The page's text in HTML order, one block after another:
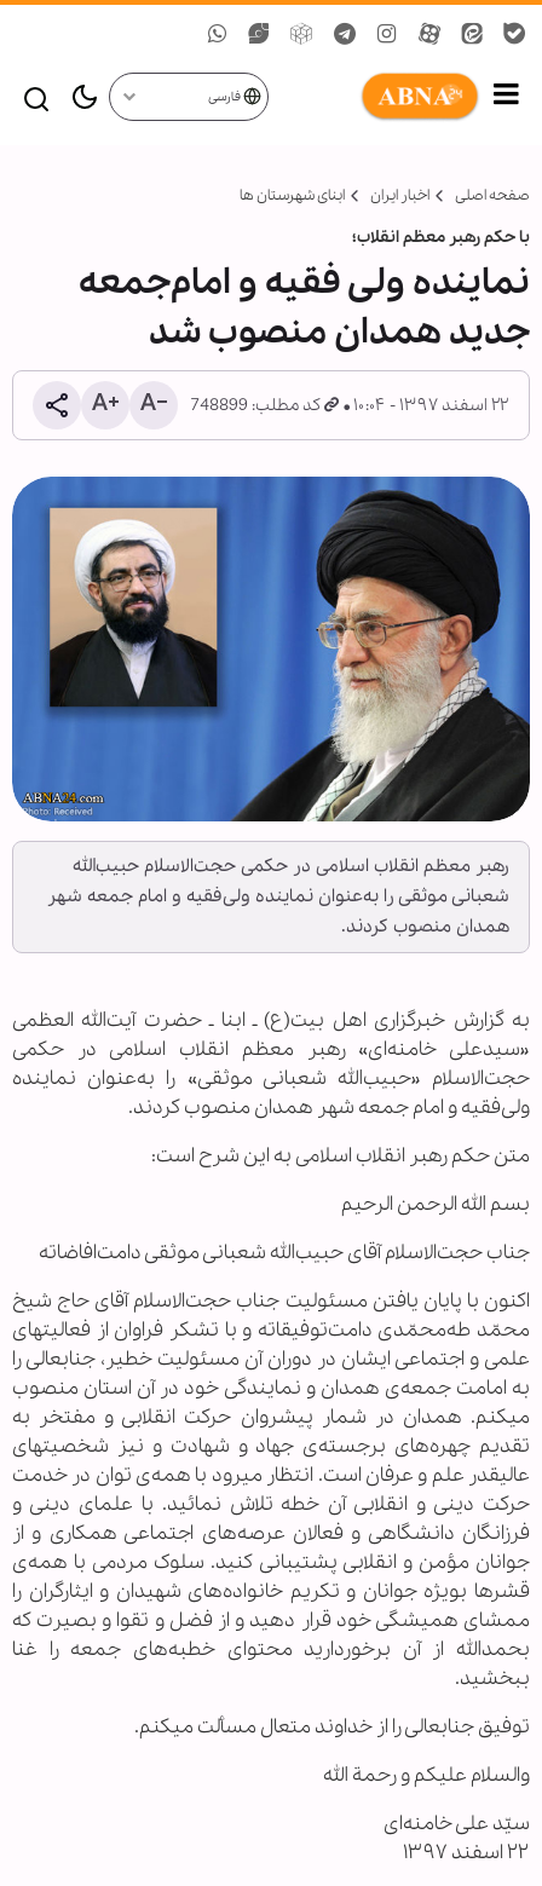
فارسی
صفحه اصلی اخبار ایران ابنای شهرستان ها
با حکم رهبر معظم انقلاب؛
نماینده ولی‌ فقیه و امام‌جمعه
جدید همدان منصوب شد
۲۲ اسفند ۱۳۹۷ - ۱۰:۰۴ کد مطلب: 748899
رهبر معظم انقلاب اسلامی در حکمی حجت‌الاسلام حبیب‌الله
شعبانی موثقی را به‌عنوان نماینده‌ ولی‌فقیه و امام جمعه‌ شهر
همدان منصوب کردند.
به گزارش خبرگزاری اهل بیت(ع) ـ ابنا ـ حضرت آیت‌الله العظمی
«سیدعلی خامنه‌ای» رهبر معظم انقلاب اسلامی در حکمی
حجت‌الاسلام «حبیب‌الله شعبانی موثقی» را به‌عنوان نماینده‌
ولی‌فقیه و امام جمعه‌ شهر همدان منصوب کردند.
متن حکم رهبر انقلاب اسلامی به این شرح است:
بسم الله الرحمن الرحیم
جناب حجت‌الاسلام آقای حبیب‌الله شعبانی موثقی دامت‌افاضاته
اکنون با پایان یافتن مسئولیت جناب حجت‌الاسلام آقای حاج شیخ
محمّد طه‌محمّدی دامت‌توفیقاته و با تشکر فراوان از فعالیتهای
علمی و اجتماعی ایشان در دوران آن مسئولیت خطیر، جنابعالی را
به امامت جمعه‌ی همدان و نمایندگی خود در آن استان منصوب
میکنم. همدان در شمار پیشروان حرکت انقلابی و مفتخر به
تقدیم چهره‌های برجسته‌ی جهاد و شهادت و نیز شخصیتهای
عالیقدر علم و عرفان است. انتظار میرود با همه‌ی توان در خدمت
حرکت دینی و انقلابی آن خطه تلاش نمائید. با علمای دینی و
فرزانگان دانشگاهی و فعالان عرصه‌های اجتماعی همکاری و از
جوانان مؤمن و انقلابی پشتیبانی کنید. سلوک مردمی با همه‌ی
قشرها بویژه جوانان و تکریم خانواده‌های شهیدان و ایثارگران را
ممشای همیشگی خود قرار دهید و از فضل و تقوا و بصیرت که
بحمدالله از آن برخوردارید محتوای خطبه‌های جمعه را غنا
ببخشید.
توفیق جنابعالی را از خداوند متعال مسألت میکنم.
والسلام علیکم و رحمة الله
سیّد علی خامنه‌ای
۲۲ اسفند ۱۳۹۷